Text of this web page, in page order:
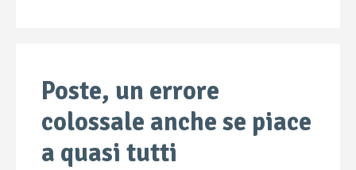
Poste, un errore
colossale anche se piace
a quasi tutti